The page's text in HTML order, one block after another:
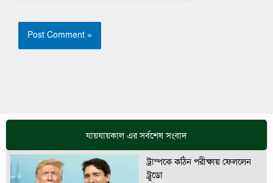
যায়যায়কাল এর সর্বশেষ সংবাদ
ট্রাম্পকে কঠিন পরীক্ষায় ফেললেন
ট্রুডো